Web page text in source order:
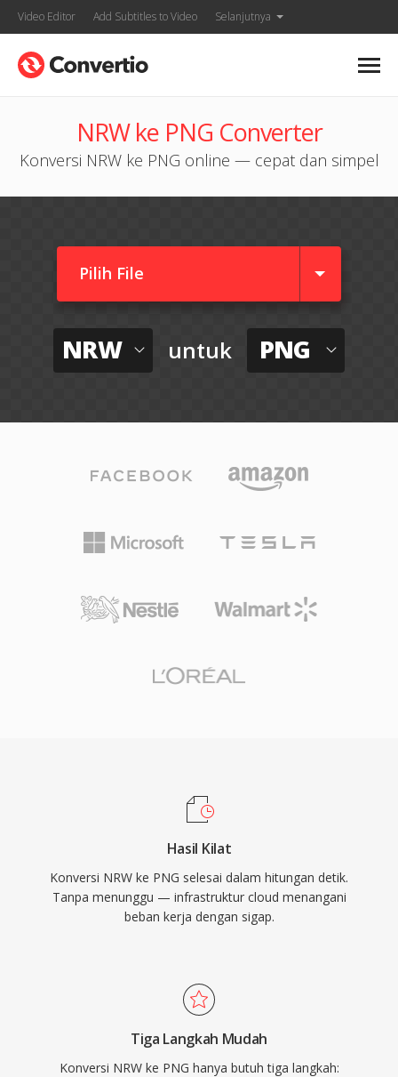
Video Editor Add Subtitles to Video Selanjutnya
NRW ke PNG Converter
Konversi NRW ke PNG online — cepat dan simpel
Pilih File
NRW untuk PNG
Hasil Kilat
Konversi NRW ke PNG selesai dalam hitungan detik.
Tanpa menunggu — infrastruktur cloud menangani
beban kerja dengan sigap.
Tiga Langkah Mudah
Konversi NRW ke PNG hanya butuh tiga langkah: